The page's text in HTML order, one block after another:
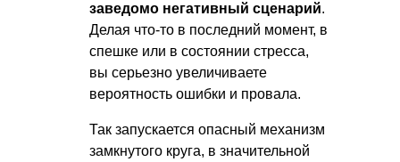
заведомо негативный сценарий.
Делая что-то в последний момент, в
спешке или в состоянии стресса,
вы серьезно увеличиваете
вероятность ошибки и провала.
Так запускается опасный механизм
замкнутого круга, в значительной